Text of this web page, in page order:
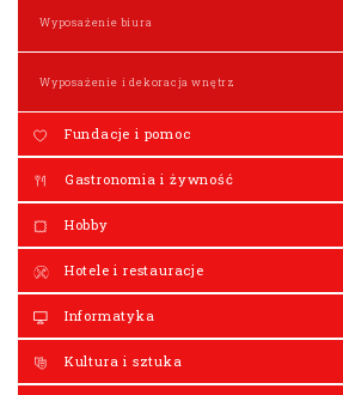
Wyposażenie biura
Wyposażenie i dekoracja wnętrz
Fundacje i pomoc
Gastronomia i żywność
Hobby
Hotele i restauracje
Informatyka
Kultura i sztuka